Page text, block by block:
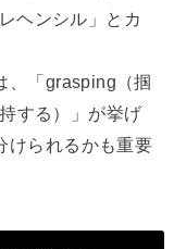
ヘンシル」とカ
、「grasping（掴
する）」が挙げ
けられるかも重要